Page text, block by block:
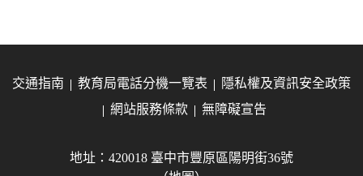
交通指南 教育局電話分機一覽表
隱私權及資訊安全政策
網站服務條款
無障礙宣告
地址：420018 臺中市豐原區陽明街36號